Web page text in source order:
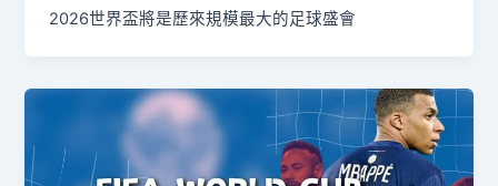
2026世界盃將是歷來規模最大的足球盛會